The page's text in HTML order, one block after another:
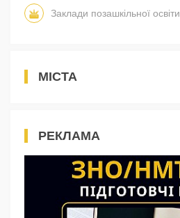
Заклади позашкільної освіти
МІСТА
РЕКЛАМА